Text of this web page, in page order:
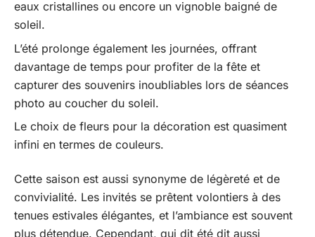
eaux cristallines ou encore un vignoble baigné de
soleil.
L’été prolonge également les journées, offrant
davantage de temps pour profiter de la fête et
capturer des souvenirs inoubliables lors de séances
photo au coucher du soleil.
Le choix de fleurs pour la décoration est quasiment
infini en termes de couleurs.
Cette saison est aussi synonyme de légèreté et de
convivialité. Les invités se prêtent volontiers à des
tenues estivales élégantes, et l’ambiance est souvent
plus détendue. Cependant, qui dit été dit aussi